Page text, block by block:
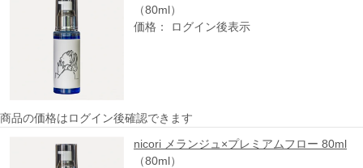
（80ml）
価格： ログイン後表示
商品の価格はログイン後確認できます
nicori メランジュ×プレミアムフロー 80ml
（80ml）